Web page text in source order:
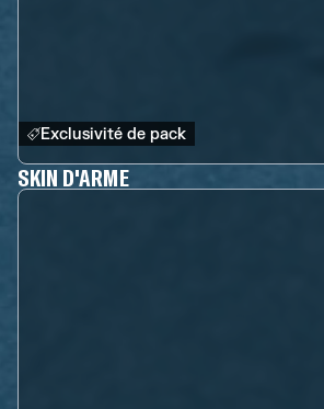
Exclusivité de pack
SKIN D'ARME